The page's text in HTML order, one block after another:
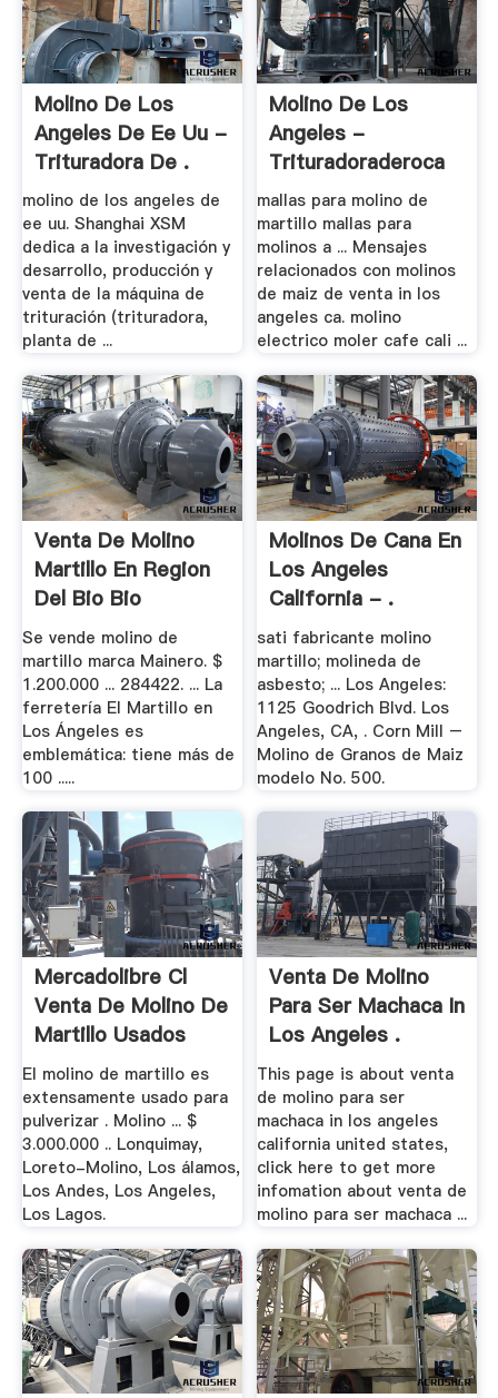
Molino De Los
Angeles De Ee Uu -
Trituradora De .
molino de los angeles de
ee uu. Shanghai XSM
dedica a la investigación y
desarrollo, producción y
venta de la máquina de
trituración (trituradora,
planta de ...
Molino De Los
Angeles -
Trituradoraderoca
mallas para molino de
martillo mallas para
molinos a ... Mensajes
relacionados con molinos
de maiz de venta in los
angeles ca. molino
electrico moler cafe cali ...
Venta De Molino
Martillo En Region
Del Bio Bio
Se vende molino de
martillo marca Mainero. $
1.200.000 ... 284422. ... La
ferretería El Martillo en
Los Ángeles es
emblemática: tiene más de
100 .....
Molinos De Cana En
Los Angeles
California - .
sati fabricante molino
martillo; molineda de
asbesto; ... Los Angeles:
1125 Goodrich Blvd. Los
Angeles, CA, . Corn Mill –
Molino de Granos de Maiz
modelo No. 500.
Mercadolibre Cl
Venta De Molino De
Martillo Usados
El molino de martillo es
extensamente usado para
pulverizar . Molino ... $
3.000.000 .. Lonquimay,
Loreto-Molino, Los álamos,
Los Andes, Los Angeles,
Los Lagos.
Venta De Molino
Para Ser Machaca In
Los Angeles .
This page is about venta
de molino para ser
machaca in los angeles
california united states,
click here to get more
infomation about venta de
molino para ser machaca ...